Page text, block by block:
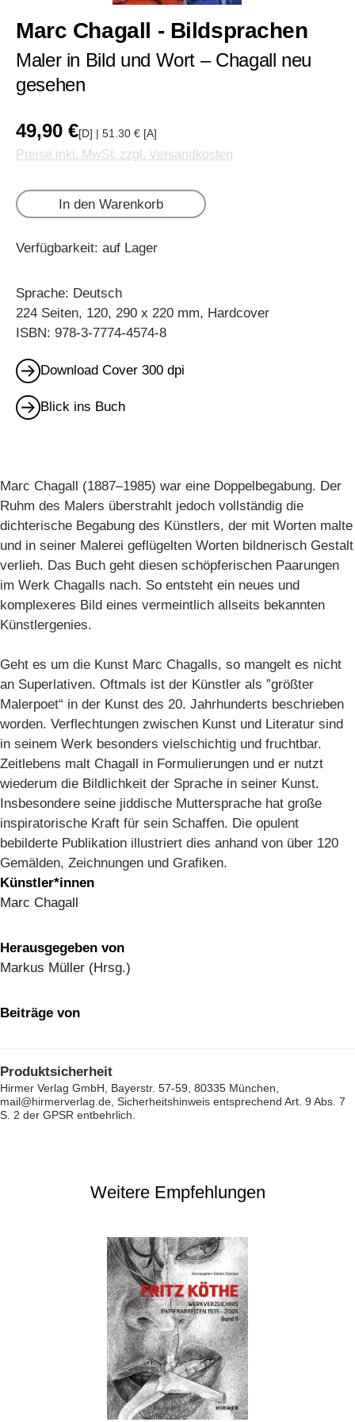
Marc Chagall - Bildsprachen
Maler in Bild und Wort – Chagall neu
gesehen
49,90 €[D] | 51.30 € [A]
Preise inkl. MwSt. zzgl. Versandkosten
In den Warenkorb
Verfügbarkeit: auf Lager
Sprache: Deutsch
224 Seiten, 120, 290 x 220 mm, Hardcover
ISBN: 978-3-7774-4574-8
Download Cover 300 dpi
Blick ins Buch
Marc Chagall (1887–1985) war eine Doppelbegabung. Der
Ruhm des Malers überstrahlt jedoch vollständig die
dichterische Begabung des Künstlers, der mit Worten malte
und in seiner Malerei geflügelten Worten bildnerisch Gestalt
verlieh. Das Buch geht diesen schöpferischen Paarungen
im Werk Chagalls nach. So entsteht ein neues und
komplexeres Bild eines vermeintlich allseits bekannten
Künstlergenies.
Geht es um die Kunst Marc Chagalls, so mangelt es nicht
an Superlativen. Oftmals ist der Künstler als ”größter
Malerpoet“ in der Kunst des 20. Jahrhunderts beschrieben
worden. Verflechtungen zwischen Kunst und Literatur sind
in seinem Werk besonders vielschichtig und fruchtbar.
Zeitlebens malt Chagall in Formulierungen und er nutzt
wiederum die Bildlichkeit der Sprache in seiner Kunst.
Insbesondere seine jiddische Muttersprache hat große
inspiratorische Kraft für sein Schaffen. Die opulent
bebilderte Publikation illustriert dies anhand von über 120
Gemälden, Zeichnungen und Grafiken.
Künstler*innen
Marc Chagall
Herausgegeben von
Markus Müller (Hrsg.)
Beiträge von
Produktsicherheit
Hirmer Verlag GmbH, Bayerstr. 57-59, 80335 München,
mail@hirmerverlag.de, Sicherheitshinweis entsprechend Art. 9 Abs. 7
S. 2 der GPSR entbehrlich.
Weitere Empfehlungen